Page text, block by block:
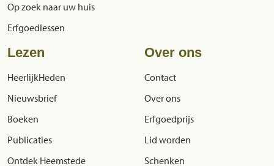
Op zoek naar uw huis
Erfgoedlessen
Lezen
HeerlijkHeden
Nieuwsbrief
Boeken
Publicaties
Ontdek Heemstede
Over ons
Contact
Over ons
Erfgoedprijs
Lid worden
Schenken